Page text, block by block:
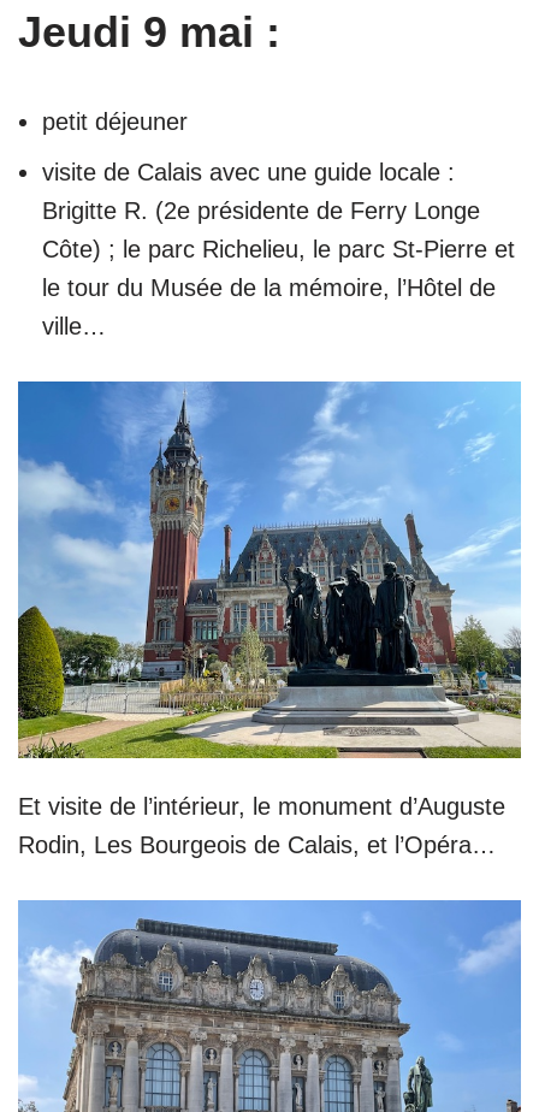
Jeudi 9 mai :
petit déjeuner
visite de Calais avec une guide locale :
Brigitte R. (2e présidente de Ferry Longe
Côte) ; le parc Richelieu, le parc St-Pierre et
le tour du Musée de la mémoire, l’Hôtel de
ville…
Et visite de l’intérieur, le monument d’Auguste
Rodin, Les Bourgeois de Calais, et l’Opéra…